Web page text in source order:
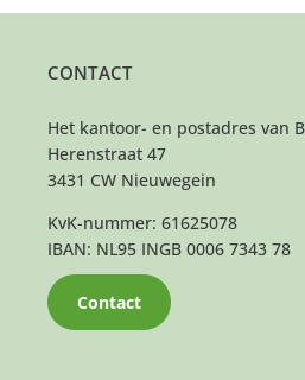
CONTACT
Het kantoor- en postadres van
Herenstraat 47
3431 CW Nieuwegein
KvK-nummer: 61625078
IBAN: NL95 INGB 0006 7343 78
Contact